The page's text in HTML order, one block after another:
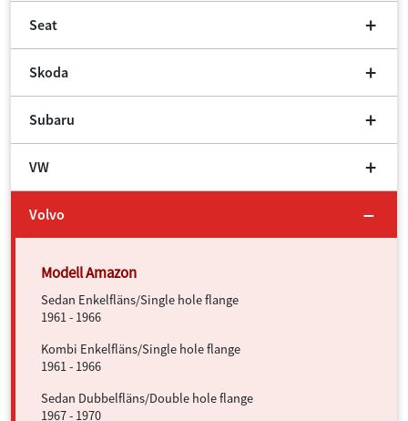
Seat
Skoda
Subaru
VW
Volvo
Sedan Enkelfläns/Single hole flange
1961 - 1966
Kombi Enkelfläns/Single hole flange
1961 - 1966
Sedan Dubbelfläns/Double hole flange
1967 - 1970